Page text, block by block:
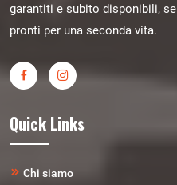
garantiti e subito disponibili,
pronti per una seconda vita.
Quick Links
Chi siamo